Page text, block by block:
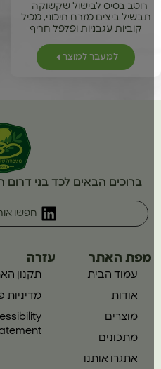
רוטב בסיס לבישול שקשוקה –
תבשיל ביצים מזרח תיכוני, מכיל
קוביות עגבניות ופלפל חריף
למעבר למוצר
ברוכים הבאים לכד בני דרום
חפשו
מפת האתר
עמוד הבית
אודות
מוצרים
מתכונים
אתגרו אותנו
עזרה
תקנון
מדיניות